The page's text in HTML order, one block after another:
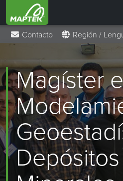
Contacto Región /
Magíster
Depósitos